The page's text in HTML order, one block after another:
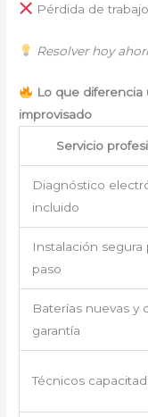
Pérdida de
Resolver hoy
Lo que diferencia
improvisado
Servicio
Diagnóstico
incluido
Instalación segura
paso
Baterías nuevas y
garantía
Técnicos